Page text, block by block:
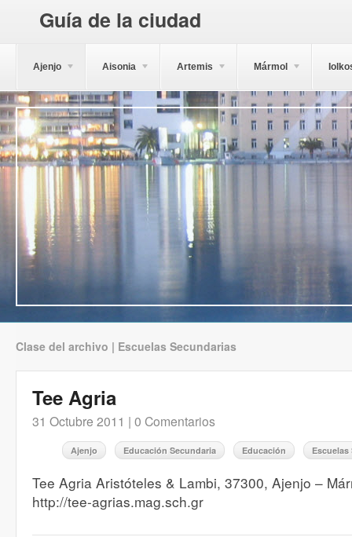
Guía de la ciudad
Ajenjo Aisonia Artemis Mármol
Clase del archivo | Escuelas Secundarias
Tee Agria
31 Octubre 2011 | 0 Comentarios
Ajenjo Educación Secundaria Educación Escuelas
Tee Agria Aristóteles & Lambi, 37300, Ajenjo –
http://tee-agrias.mag.sch.gr